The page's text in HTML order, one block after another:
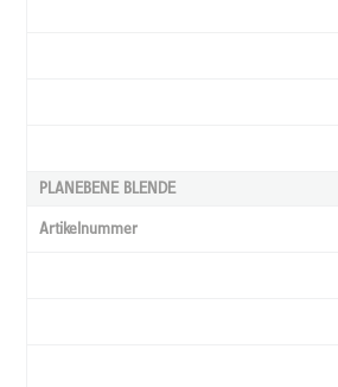
PLANEBENE BLENDE